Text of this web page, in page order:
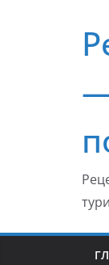
содержимому